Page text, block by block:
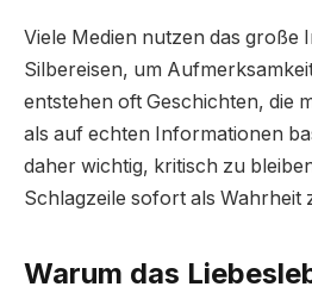
Viele Medien nutzen das große
Silbereisen, um
entstehen oft Geschichten, die
als auf echten Informationen
daher wichtig, kritisch zu
Schlagzeile sofort als Wahrheit
Warum das